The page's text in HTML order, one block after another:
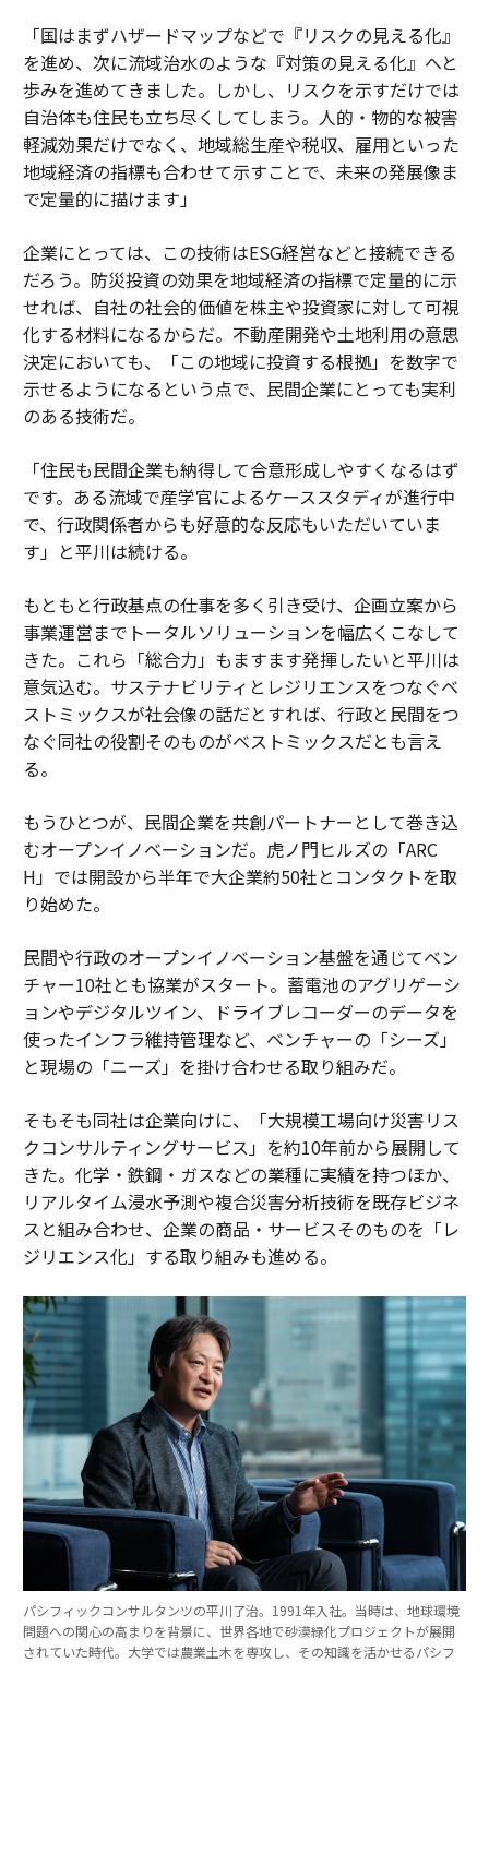
「国はまずハザードマップなどで『リスクの見える化』
を進め、次に流域治水のような『対策の見える化』へと
歩みを進めてきました。しかし、リスクを示すだけでは
自治体も住民も立ち尽くしてしまう。人的・物的な被害
軽減効果だけでなく、地域総生産や税収、雇用といった
地域経済の指標も合わせて示すことで、未来の発展像ま
で定量的に描けます」
企業にとっては、この技術はESG経営などと接続できる
だろう。防災投資の効果を地域経済の指標で定量的に示
せれば、自社の社会的価値を株主や投資家に対して可視
化する材料になるからだ。不動産開発や土地利用の意思
決定においても、「この地域に投資する根拠」を数字で
示せるようになるという点で、民間企業にとっても実利
のある技術だ。
「住民も民間企業も納得して合意形成しやすくなるはず
です。ある流域で産学官によるケーススタディが進行中
で、行政関係者からも好意的な反応もいただいていま
す」と平川は続ける。
もともと行政基点の仕事を多く引き受け、企画立案から
事業運営までトータルソリューションを幅広くこなして
きた。これら「総合力」もますます発揮したいと平川は
意気込む。サステナビリティとレジリエンスをつなぐベ
ストミックスが社会像の話だとすれば、行政と民間をつ
なぐ同社の役割そのものがベストミックスだとも言え
る。
もうひとつが、民間企業を共創パートナーとして巻き込
むオープンイノベーションだ。虎ノ門ヒルズの「ARC
H」では開設から半年で大企業約50社とコンタクトを取
り始めた。
民間や行政のオープンイノベーション基盤を通じてベン
チャー10社とも協業がスタート。蓄電池のアグリゲーシ
ョンやデジタルツイン、ドライブレコーダーのデータを
使ったインフラ維持管理など、ベンチャーの「シーズ」
と現場の「ニーズ」を掛け合わせる取り組みだ。
そもそも同社は企業向けに、「大規模工場向け災害リス
クコンサルティングサービス」を約10年前から展開して
きた。化学・鉄鋼・ガスなどの業種に実績を持つほか、
リアルタイム浸水予測や複合災害分析技術を既存ビジネ
スと組み合わせ、企業の商品・サービスそのものを「レ
ジリエンス化」する取り組みも進める。
パシフィックコンサルタンツの平川了治。1991年入社。当時は、地球環境
問題への関心の高まりを背景に、世界各地で砂漠緑化プロジェクトが展開
されていた時代。大学では農業土木を専攻し、その知識を活かせるパシフ